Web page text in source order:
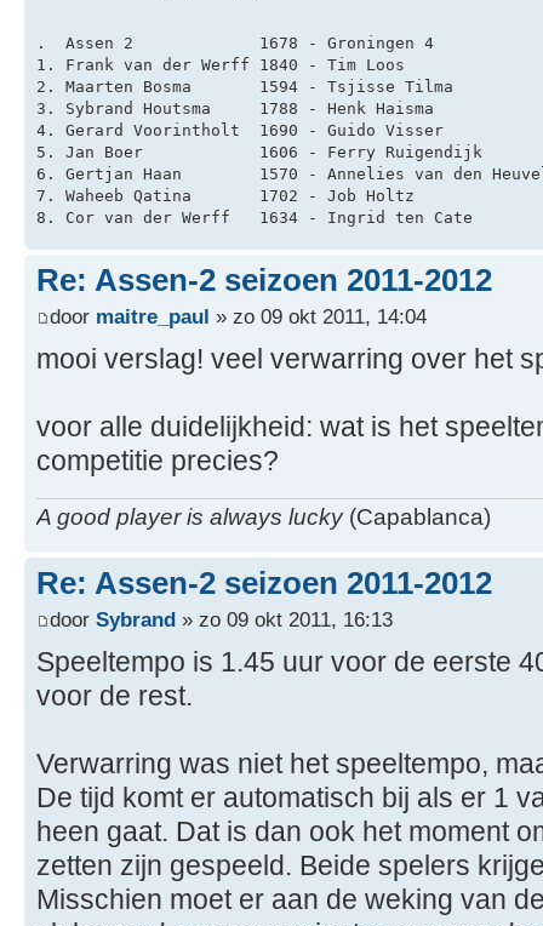
.  Assen 2             1678 - Groningen 4
1. Frank van der Werff 1840 - Tim Loos
2. Maarten Bosma       1594 - Tsjisse Tilma
3. Sybrand Houtsma     1788 - Henk Haisma
4. Gerard Voorintholt  1690 - Guido Visser
5. Jan Boer            1606 - Ferry Ruigendijk
6. Gertjan Haan        1570 - Annelies van den
7. Waheeb Qatina       1702 - Job Holtz
8. Cor van der Werff   1634 - Ingrid ten Cate
Re: Assen-2 seizoen 2011-2012
door maitre_paul » zo 09 okt 2011, 14:04
mooi verslag! veel verwarring over het
voor alle duidelijkheid: wat is het
competitie precies?
A good player is always lucky(Capablanca)
Re: Assen-2 seizoen 2011-2012
door Sybrand » zo 09 okt 2011, 16:13
Speeltempo is 1.45 uur voor de eerste
voor de rest.
Verwarring was niet het speeltempo,
De tijd komt er automatisch bij als er 1
heen gaat. Dat is dan ook het moment
zetten zijn gespeeld. Beide spelers
Misschien moet er aan de weking van